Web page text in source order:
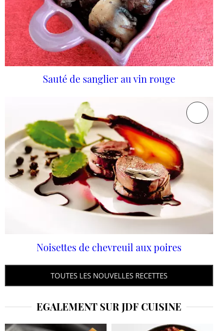
Sauté de sanglier au vin rouge
Noisettes de chevreuil aux poires
TOUTES LES NOUVELLES RECETTES
EGALEMENT SUR JDF CUISINE